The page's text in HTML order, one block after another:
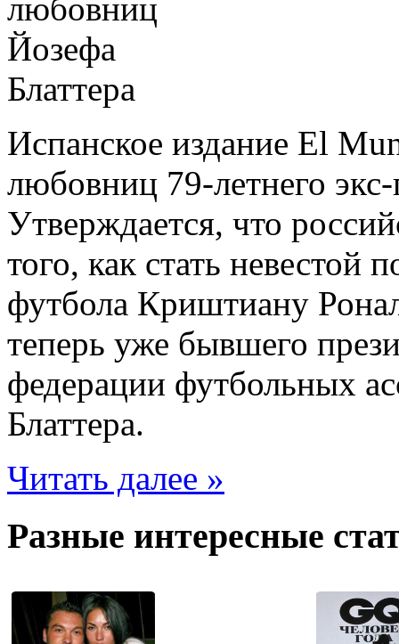
Испанское издание El
любовниц 79-летнего
Утверждается, что
того, как стать невестой
футбола Криштиану
теперь уже бывшего
федерации футбольных
Блаттера.
Читать далее »
Разные интересные